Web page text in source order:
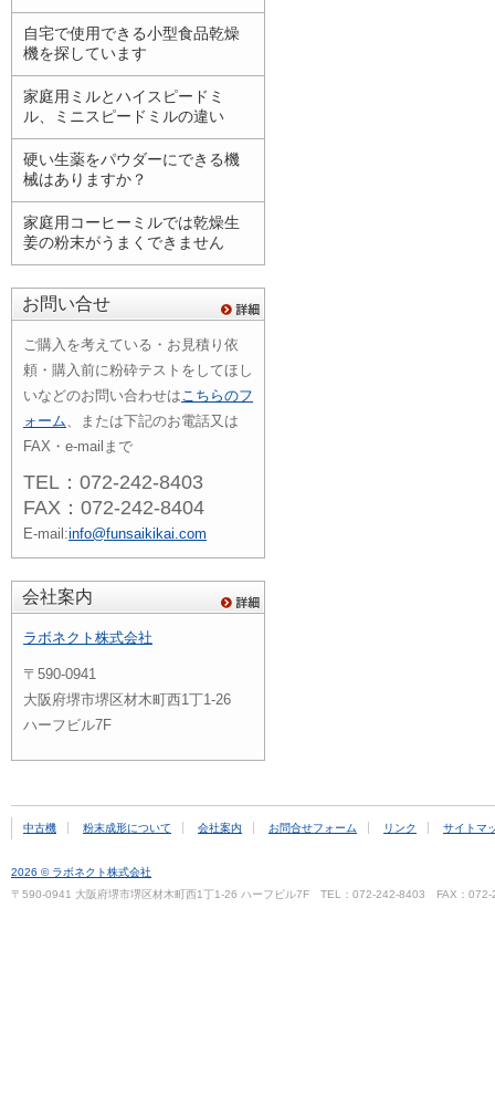
自宅で使用できる小型食品乾燥
機を探しています
家庭用ミルとハイスピードミ
ル、ミニスピードミルの違い
硬い生薬をパウダーにできる機
械はありますか？
家庭用コーヒーミルでは乾燥生
姜の粉末がうまくできません
お問い合せ
ご購入を考えている・お見積り依
頼・購入前に粉砕テストをしてほし
いなどのお問い合わせはこちらのフ
ォーム、または下記のお電話又は
FAX・e-mailまで
TEL：072-242-8403
FAX：072-242-8404
E-mail:info@funsaikikai.com
会社案内
ラボネクト株式会社
〒590-0941
大阪府堺市堺区材木町西1丁1-26
ハーフビル7F
中古機 粉末成形について 会社案内 お問合せフォーム リンク サイトマ
2026 © ラボネクト株式会社
〒590-0941 大阪府堺市堺区材木町西1丁1-26 ハーフビル7F TEL：072-242-8403 FAX：